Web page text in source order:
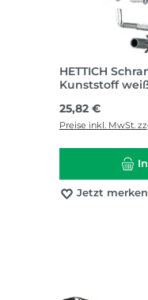
HETTICH
Kunststoff
Regulärer Preis:
25,82 €
Preise inkl. MwSt.
Jetzt merken